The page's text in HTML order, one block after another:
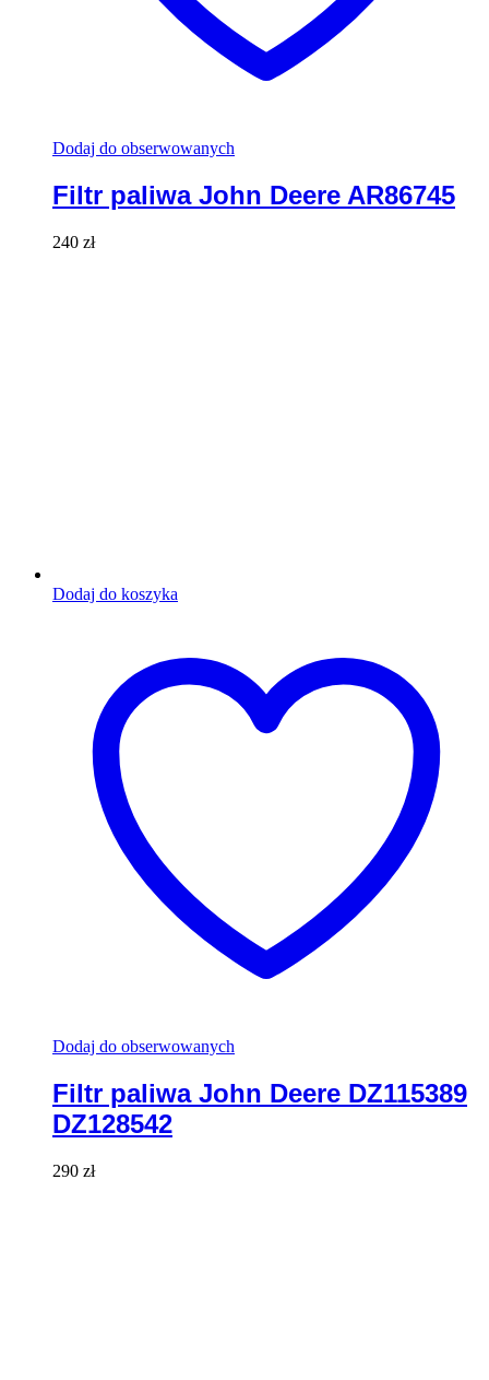
Dodaj do obserwowanych
Filtr paliwa John Deere AR86745
240 zł
Dodaj do koszyka
Dodaj do obserwowanych
Filtr paliwa John Deere DZ115389
DZ128542
290 zł